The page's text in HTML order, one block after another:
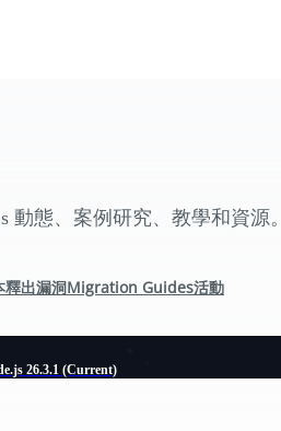
動態、案例研究、教學和資源。
釋出漏洞Migration Guides活動
26.3.1 (Current)